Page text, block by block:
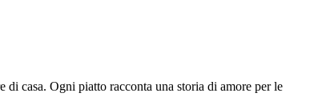
casa. Ogni piatto racconta una storia di amore per le